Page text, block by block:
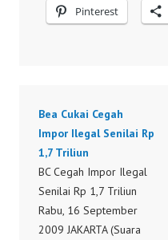
Pinterest
Bea Cukai Cegah
Impor Ilegal Senilai Rp
1,7 Triliun
BC Cegah Impor Ilegal
Senilai Rp 1,7 Triliun
Rabu, 16 September
2009 JAKARTA (Suara